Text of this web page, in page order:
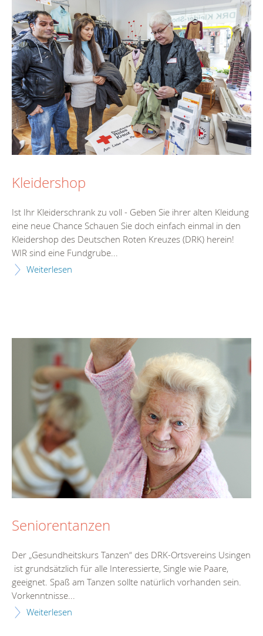
Kleidershop
Ist Ihr Kleiderschrank zu voll - Geben Sie ihrer alten Kleidung
eine neue Chance Schauen Sie doch einfach einmal in den
Kleidershop des Deutschen Roten Kreuzes (DRK) herein!
WIR sind eine Fundgrube...
Weiterlesen
Seniorentanzen
Der „Gesundheitskurs Tanzen“ des DRK-Ortsvereins Usingen
ist grundsätzlich für alle Interessierte, Single wie Paare,
geeignet. Spaß am Tanzen sollte natürlich vorhanden sein.
Vorkenntnisse...
Weiterlesen